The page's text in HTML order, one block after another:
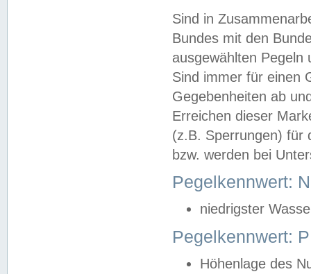
Sind in
Bundes mit den
ausgewählten
Sind immer für einen
Gegebenheiten ab
Erreichen dieser
(z.B. Sperrungen) für
bzw. werden bei
Pegelkennwert:
niedrigster
Pegelkennwert:
Höhenlage des